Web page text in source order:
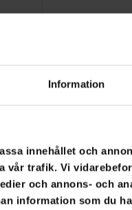
Information
innehållet och
vår trafik. Vi
och annons- och
information som du